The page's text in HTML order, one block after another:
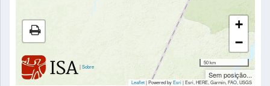
|Sobre
+
−
50 km
Sem posição...
Leaflet| Powered byEsri|Esri, HERE, Garmin, FAO, USGS